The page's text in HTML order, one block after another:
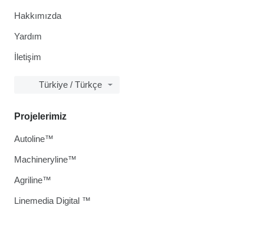
Hakkımızda
Yardım
İletişim
Türkiye / Türkçe
Projelerimiz
Autoline™
Machineryline™
Agriline™
Linemedia Digital ™